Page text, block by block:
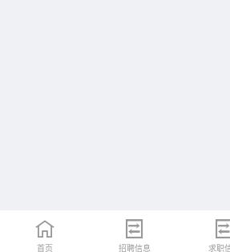
首页 招聘信息 求职